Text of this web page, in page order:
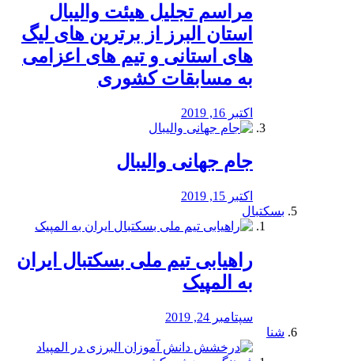
مراسم تجلیل هیئت والیبال
استان البرز از برترین های لیگ
های استانی و تیم های اعزامی
به مسابقات کشوری
اکتبر 16, 2019
جام جهانی والیبال
اکتبر 15, 2019
بسکتبال
راهیابی تیم ملی بسکتبال ایران
به المپیک
سپتامبر 24, 2019
شنا